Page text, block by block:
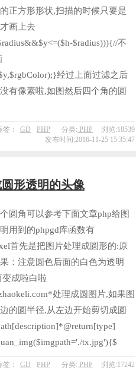
正方形形状,扫描的时候只要是
画上去
$radius))){//不
经过上面过滤之后
有像素啦,如图然后四个角的圆
签： GD PHP 分类: PHP
浏览:18539
发布时间:2016-11-25 15:35:47
形透明的头像
圆角可以参考下面文章php给图
用到的phpgd库函数有
首先是把图片处理成圆形的:原
：注意圆色后面的白色为透明
成啦白啦
处理成圆图片,如果图
的圆半径,从左边开始剪切成圆
tx.jpg'){$
签： GD PHP 分类: PHP 浏览:17242